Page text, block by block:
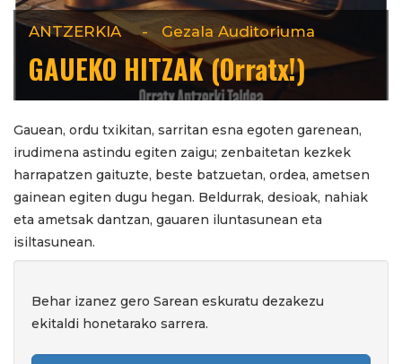
ANTZERKIA - Gezala Auditoriuma
GAUEKO HITZAK (Orratx!)
Gauean, ordu txikitan, sarritan esna egoten garenean,
irudimena astindu egiten zaigu; zenbaitetan kezkek
harrapatzen gaituzte, beste batzuetan, ordea, ametsen
gainean egiten dugu hegan. Beldurrak, desioak, nahiak
eta ametsak dantzan, gauaren iluntasunean eta
isiltasunean.
Behar izanez gero Sarean eskuratu dezakezu
ekitaldi honetarako sarrera.